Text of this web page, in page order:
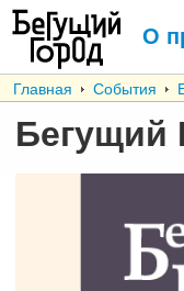
О
Главная События
Бегущий